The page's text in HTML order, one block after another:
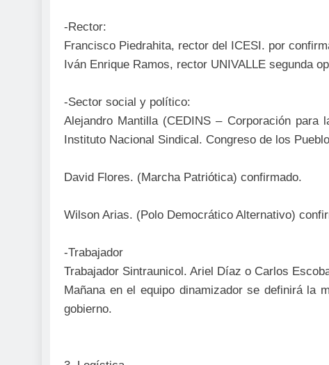
-Rector:
Francisco Piedrahita, rector del ICESI. por
Iván Enrique Ramos, rector UNIVALLE segunda
-Sector social y político:
Alejandro Mantilla (CEDINS – Corporación
Instituto Nacional Sindical. Congreso de los
David Flores. (Marcha Patriótica) confirmado.
Wilson Arias. (Polo Democrático Alternativo)
-Trabajador
Trabajador Sintraunicol. Ariel Díaz o Carlos
Mañana en el equipo dinamizador se definirá la
gobierno.